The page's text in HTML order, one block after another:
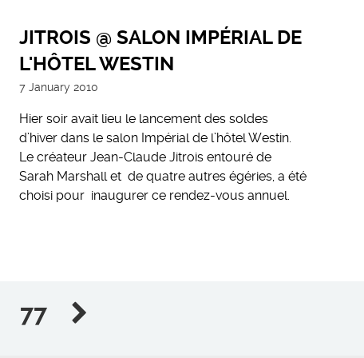
JITROIS @ SALON IMPÉRIAL DE
L'HÔTEL WESTIN
7 January 2010
Hier soir avait lieu le lancement des soldes
d’hiver dans le salon Impérial de l’hôtel Westin.
Le créateur Jean-Claude Jitrois entouré de
Sarah Marshall et de quatre autres égéries, a été
choisi pour inaugurer ce rendez-vous annuel.
77